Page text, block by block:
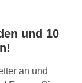
und 10
an und